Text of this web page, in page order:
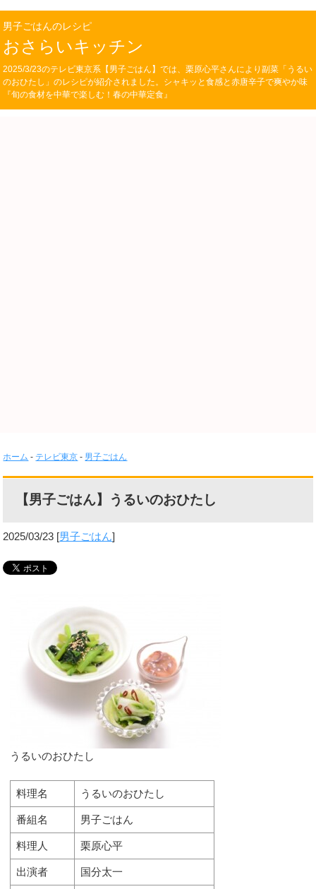
男子ごはんのレシピ
おさらいキッチン
2025/3/23のテレビ東京系【男子ごはん】では、栗原心平さんにより副菜「うるい
のおひたし」のレシピが紹介されました。シャキッと食感と赤唐辛子で爽やか味
『旬の食材を中華で楽しむ！春の中華定食』
ホーム - テレビ東京 - 男子ごはん
【男子ごはん】うるいのおひたし
2025/03/23 [男子ごはん]
うるいのおひたし
料理名 うるいのおひたし
番組名 男子ごはん
料理人 栗原心平
出演者 国分太一